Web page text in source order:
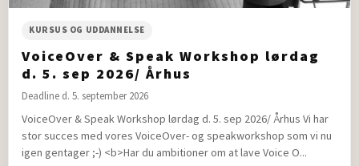
KURSUS OG UDDANNELSE
VoiceOver & Speak Workshop lørdag
d. 5. sep 2026/ Århus
Deadline d. 5. september 2026
VoiceOver & Speak Workshop lørdag d. 5. sep 2026/ Århus Vi har
stor succes med vores VoiceOver- og speakworkshop som vi nu
igen gentager ;-) <b>Har du ambitioner om at lave Voice O...